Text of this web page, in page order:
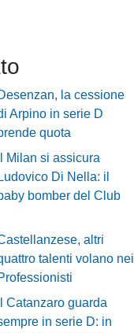
la cessione
Arpino in serie D
quota
Il Milan si assicura
Ludovico Di Nella: il
bomber del Club
altri
talenti volano nei
Il Catanzaro guarda
in serie D: in